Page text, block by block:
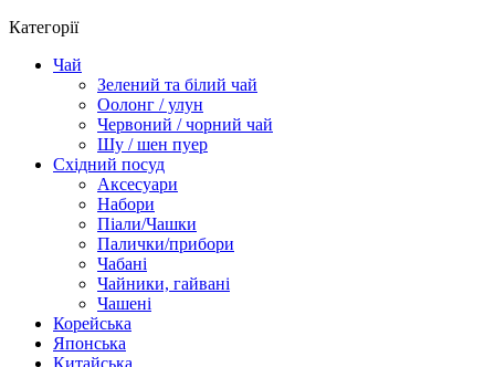
Категорії
Чай
Зелений та білий чай
Оолонг / улун
Червоний / чорний чай
Шу / шен пуер
Східний посуд
Аксесуари
Набори
Піали/Чашки
Палички/прибори
Чабані
Чайники, гайвані
Чашені
Корейська
Японська
Китайська